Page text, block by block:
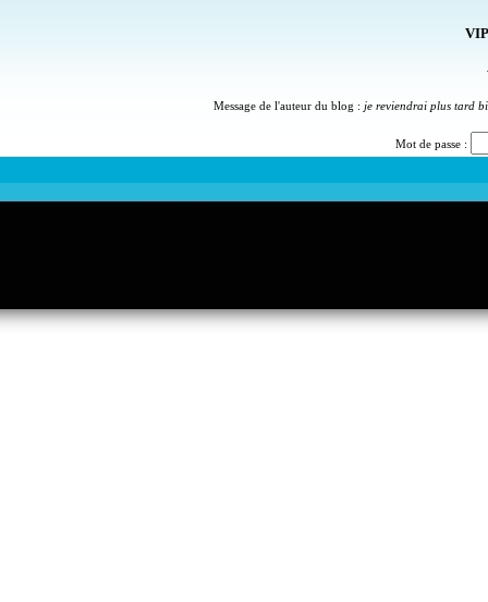
Message de l'auteur du blog : je reviendrai plus tard
Mot de passe :